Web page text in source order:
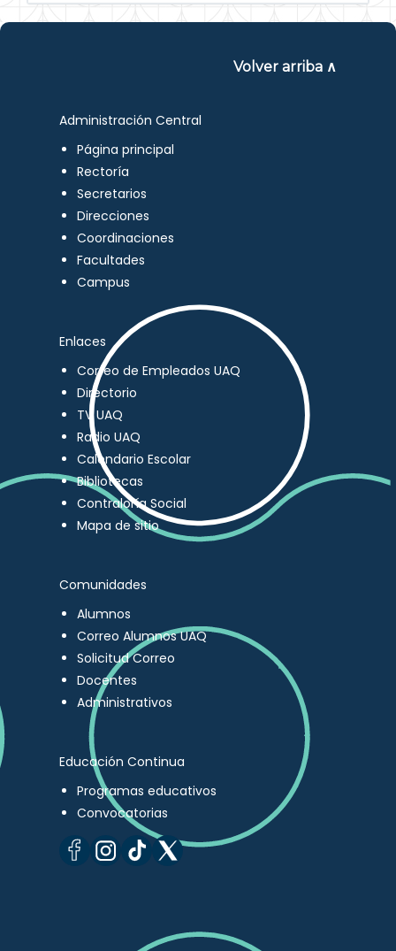
Volver arriba ∧
Administración Central
Página principal
Rectoría
Secretarios
Direcciones
Coordinaciones
Facultades
Campus
Enlaces
Correo de Empleados UAQ
Directorio
TV UAQ
Radio UAQ
Calendario Escolar
Bibliotecas
Contraloría Social
Mapa de sitio
Comunidades
Alumnos
Correo Alumnos UAQ
Solicitud Correo
Docentes
Administrativos
Educación Continua
Programas educativos
Convocatorias